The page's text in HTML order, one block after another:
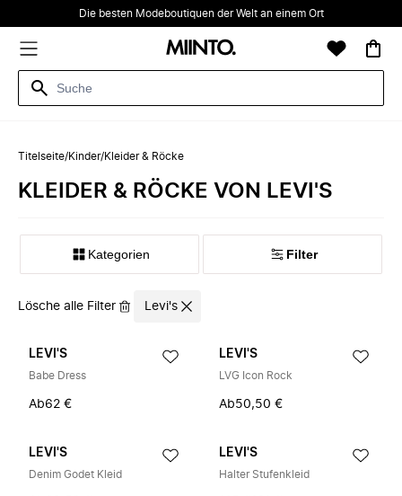
Die besten Modeboutiquen der Welt an einem Ort
Titelseite/Kinder/Kleider & Röcke
KLEIDER & RÖCKE VON LEVI'S
Kategorien Filter
Lösche alle Filter Levi's
LEVI'S
Babe Dress
Ab62 €
LEVI'S
LVG Icon Rock
Ab50,50 €
LEVI'S
Denim Godet Kleid
LEVI'S
Halter Stufenkleid